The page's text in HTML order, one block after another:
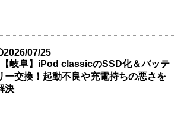
2026/07/25
【岐阜】iPod classicのSSD化＆バッテ
ー交換！起動不良や充電持ちの悪さを
決